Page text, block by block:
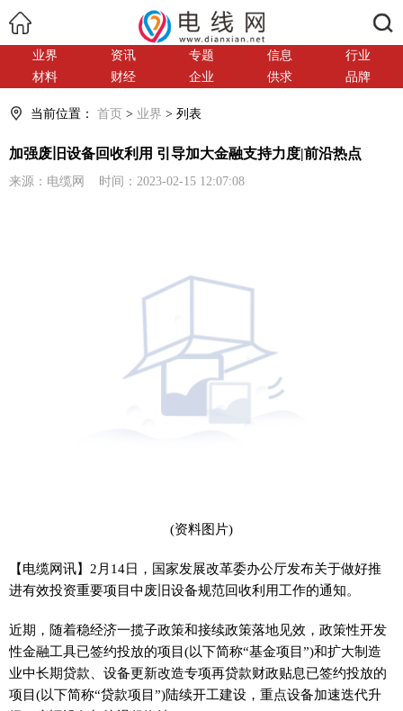
业界 资讯 专题 信息
行业
材料
财经 企业 供求 品牌
当前位置： 首页 > 业界 > 列表
加强废旧设备回收利用 引导加大金融支持力度|前沿热点
来源：电缆网 时间：2023-02-15 12:07:08
(资料图片)
【电缆网讯】2月14日，国家发展改革委办公厅发布关于做好推
进有效投资重要项目中废旧设备规范回收利用工作的通知。
近期，随着稳经济一揽子政策和接续政策落地见效，政策性开发
性金融工具已签约投放的项目(以下简称“基金项目”)和扩大制造
业中长期贷款、设备更新改造专项再贷款财政贴息已签约投放的
项目(以下简称“贷款项目”)陆续开工建设，重点设备加速迭代升